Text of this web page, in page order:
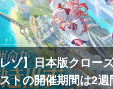
ゾ】日本版クロー
トの開催期間は2